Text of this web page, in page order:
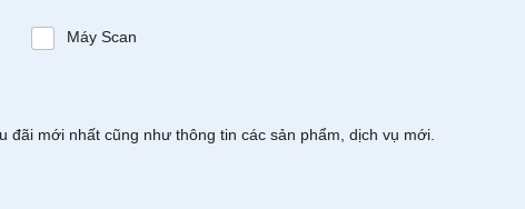
Máy Scan
mới nhất cũng như thông tin các sản phẩm, dịch vụ mới.